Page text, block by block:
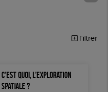
Filtrer
C’EST QUOI, L’EXPLORATION
SPATIALE ?